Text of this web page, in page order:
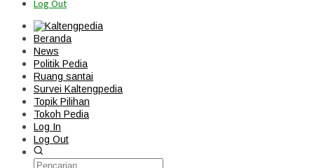
Log Out
Beranda
News
Politik Pedia
Ruang santai
Survei Kaltengpedia
Topik Pilihan
Tokoh Pedia
Log In
Log Out